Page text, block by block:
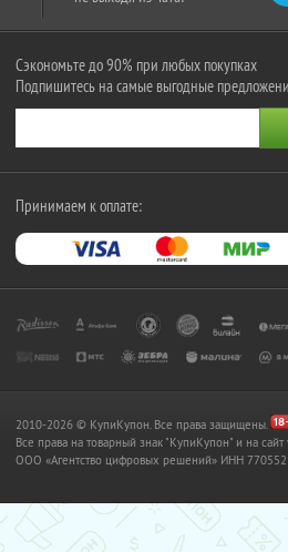
Сэкономьте до 90% при любых покупках
Подпишитесь на самые выгодные
Принимаем к оплате:
2010-2026 © КупиКупон. Все права защищены.
Все права на товарный знак "КупиКупон" и на
OOO «Агентство цифровых решений» ИНН